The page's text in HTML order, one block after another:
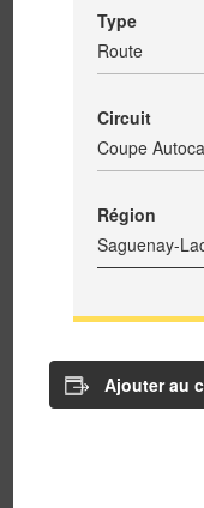
Type
Route
Circuit
Coupe
Région
Saguenay-
Ajouter au